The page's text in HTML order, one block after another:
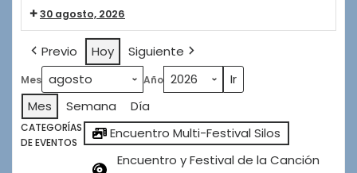
Festival
Silos
Encuentro
Multi-
Silos
2026
30 agosto, 2026
Multi-
Festival
Silos
2026
Previo Hoy Siguiente
Mes Año
Mes Semana Día
CATEGORÍAS
DE EVENTOS
Encuentro Multi-Festival Silos
Encuentro y Festival de la Canción